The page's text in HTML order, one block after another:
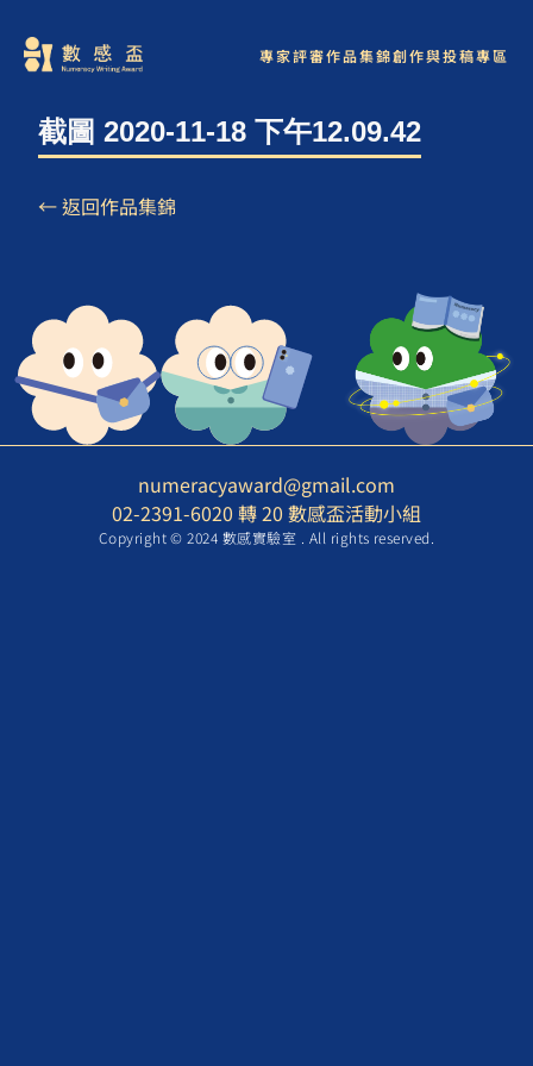
專家評審作品集錦創作與投稿專區
截圖 2020-11-18 下午12.09.42
← 返回作品集錦
numeracyaward@gmail.com
02-2391-6020 轉 20 數感盃活動小組
Copyright © 2024 數感實驗室 . All rights reserved.